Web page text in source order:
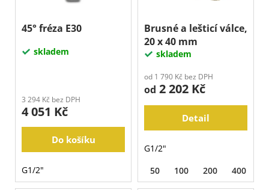
45° fréza E30
skladem
3 294 Kč bez DPH
4 051 Kč
Do košíku
G1/2"
Brusné a lešticí válce,
20 x 40 mm
skladem
od 1 790 Kč bez DPH
od 2 202 Kč
Detail
G1/2"
50
100 200 400